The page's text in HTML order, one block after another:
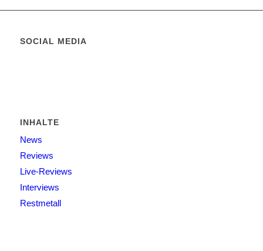
SOCIAL MEDIA
INHALTE
News
Reviews
Live-Reviews
Interviews
Restmetall